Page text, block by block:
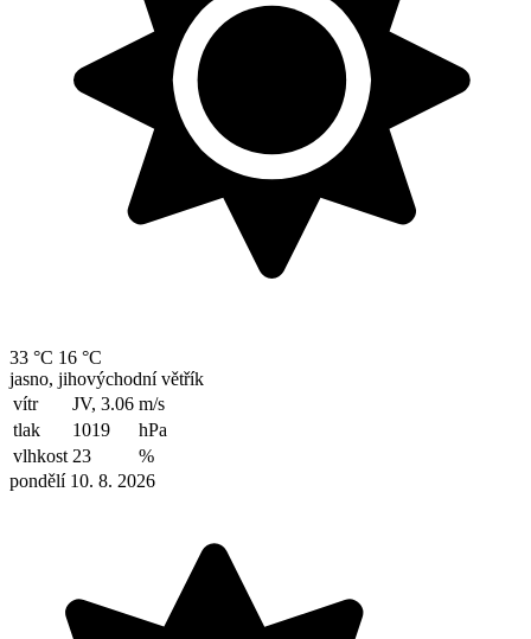
33 °C 16 °C
jasno, jihovýchodní větřík
vítr
JV, 3.06 m/s
tlak
1019
hPa
vlhkost 23
%
pondělí 10. 8. 2026